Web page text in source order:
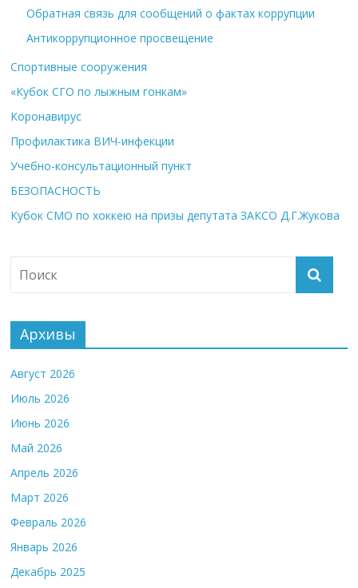
Обратная связь для сообщений о фактах коррупции
Антикоррупционное просвещение
Спортивные сооружения
«Кубок СГО по лыжным гонкам»
Коронавирус
Профилактика ВИЧ-инфекции
Учебно-консультационный пункт
БЕЗОПАСНОСТЬ
Кубок СМО по хоккею на призы депутата ЗАКСО Д.Г.Жукова
Архивы
Август 2026
Июль 2026
Июнь 2026
Май 2026
Апрель 2026
Март 2026
Февраль 2026
Январь 2026
Декабрь 2025